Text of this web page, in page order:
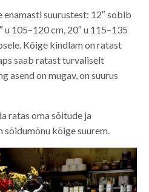
suurustest: 12″ sobib
u 105–120 cm, 20″ u 115–135
Kõige kindlam on ratast
saab ratast turvaliselt
asend on mugav, on suurus
ratas oma sõitude ja
sõidumõnu kõige suurem.